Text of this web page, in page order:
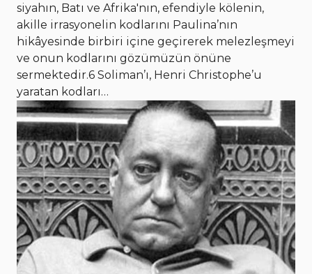
siyahın, Batı ve Afrika'nın, efendiyle kölenin,
akille irrasyonelin kodlarını Paulina’nın
hikâyesinde birbiri içine geçirerek melezleşmeyi
ve onun kodlarını gözümüzün önüne
sermektedir.6 Soliman’ı, Henri Christophe’u
yaratan kodları…